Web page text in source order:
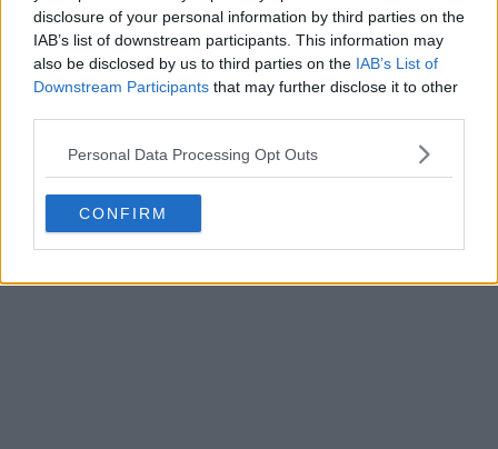
disclosure of your personal information by third parties on the
IAB’s list of downstream participants. This information may
also be disclosed by us to third parties on the IAB’s List of
Downstream Participants that may further disclose it to other
Personal Data Processing Opt Outs
CONFIRM
adus ciorba la fierbere.